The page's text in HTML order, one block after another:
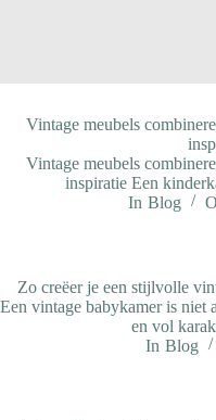
Vintage meubels
Vintage meubels
inspiratie Een
In Blog
Zo creëer je een stijlvolle
Een vintage babykamer is niet
en vol
In Blog